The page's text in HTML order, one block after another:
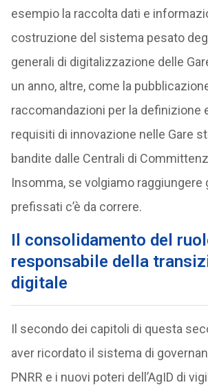
esempio la raccolta dati e
costruzione del sistema pesato
generali di digitalizzazione delle
un anno, altre, come la
raccomandazioni per la definizione
requisiti di innovazione nelle Gare
bandite dalle Centrali di
Insomma, se volgiamo raggiungere
prefissati c’è da correre.
Il consolidamento del
responsabile della
digitale
Il secondo dei capitoli di questa
aver ricordato il sistema di
PNRR e i nuovi poteri dell’AgID di